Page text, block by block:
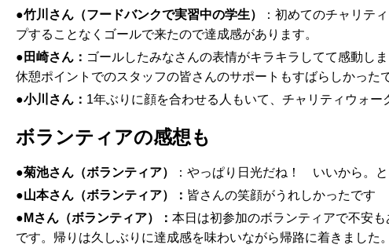
●竹川さん（フードバンクで実習中の学生）
：初めてのチャリテ
プすることなくゴールで来たので達成感があります。
●田崎さん： ゴールしたみなさんの表情がキラキラしてて感動し
休憩ポイントでのスタッフの皆さんのサポートもすばらしかった
●小川さん： 1年ぶりに顔を合わせる人もいて、チャリティウォ
ボランティアの感想も
●菊池さん（ボランティア）
：やっぱり日光だね！ いいから。と
●山本さん（ボランティア）： 皆さんの笑顔がうれしかったです
●Mさん（ボランティア）： 本日は初参加のボランティアで不安
です。帰りは久しぶりに達成感を味わいながら帰路に着きました。